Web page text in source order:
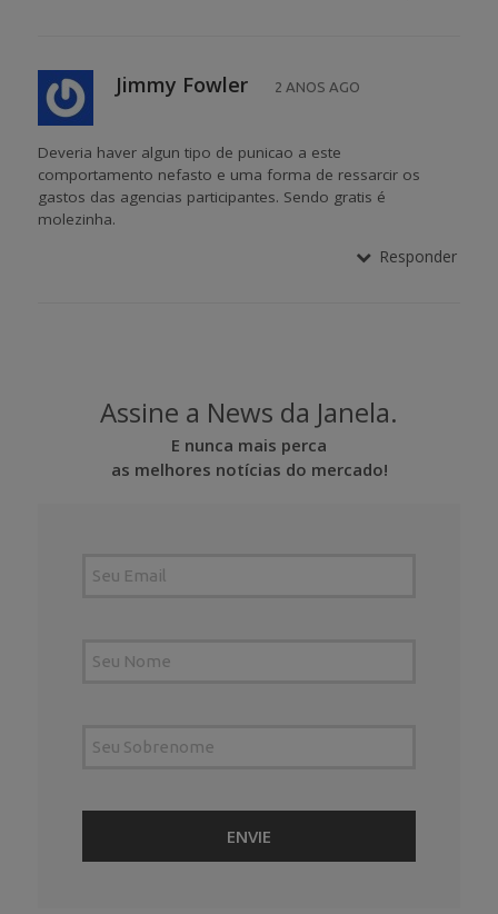
Jimmy Fowler 2 ANOS AGO
Deveria haver algun tipo de punicao a este
comportamento nefasto e uma forma de ressarcir os
gastos das agencias participantes. Sendo gratis é
molezinha.
Responder
Assine a News da Janela.
E nunca mais perca
as melhores notícias do mercado!